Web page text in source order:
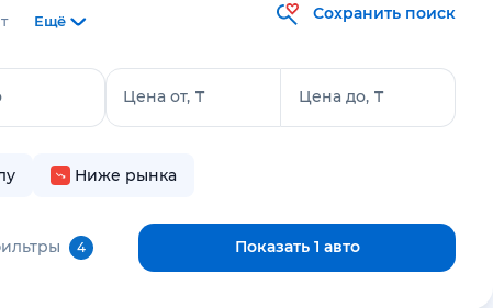
Ещё Сохранить поиск
Цена от, ₸ Цена до, ₸
Ниже рынка
4 Показать 1 авто